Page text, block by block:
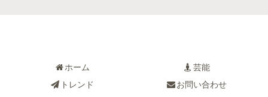
ホーム
芸能
トレンド
お問い合わせ